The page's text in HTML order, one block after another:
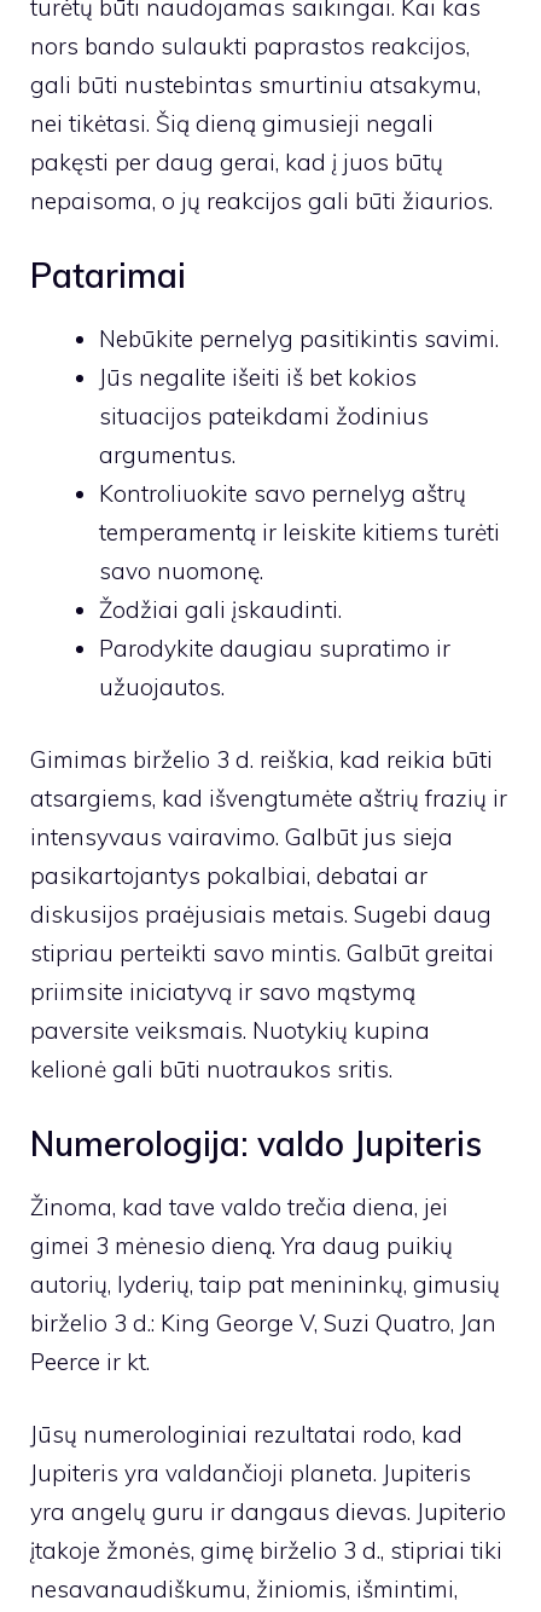
turėtų būti naudojamas saikingai. Kai kas
nors bando sulaukti paprastos reakcijos,
gali būti nustebintas smurtiniu atsakymu,
nei tikėtasi. Šią dieną gimusieji negali
pakęsti per daug gerai, kad į juos būtų
nepaisoma, o jų reakcijos gali būti žiaurios.
Patarimai
Nebūkite pernelyg pasitikintis savimi.
Jūs negalite išeiti iš bet kokios
situacijos pateikdami žodinius
argumentus.
Kontroliuokite savo pernelyg aštrų
temperamentą ir leiskite kitiems turėti
savo nuomonę.
Žodžiai gali įskaudinti.
Parodykite daugiau supratimo ir
užuojautos.
Gimimas birželio 3 d. reiškia, kad reikia būti
atsargiems, kad išvengtumėte aštrių frazių ir
intensyvaus vairavimo. Galbūt jus sieja
pasikartojantys pokalbiai, debatai ar
diskusijos praėjusiais metais. Sugebi daug
stipriau perteikti savo mintis. Galbūt greitai
priimsite iniciatyvą ir savo mąstymą
paversite veiksmais. Nuotykių kupina
kelionė gali būti nuotraukos sritis.
Numerologija: valdo Jupiteris
Žinoma, kad tave valdo trečia diena, jei
gimei 3 mėnesio dieną. Yra daug puikių
autorių, lyderių, taip pat menininkų, gimusių
birželio 3 d.: King George V, Suzi Quatro, Jan
Peerce ir kt.
Jūsų numerologiniai rezultatai rodo, kad
Jupiteris yra valdančioji planeta. Jupiteris
yra angelų guru ir dangaus dievas. Jupiterio
įtakoje žmonės, gimę birželio 3 d., stipriai tiki
nesavanaudiškumu, žiniomis, išmintimi,